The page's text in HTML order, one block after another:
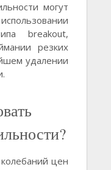
могут
breakout,
резких
удалении
цен